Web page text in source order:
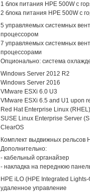
1 блок питания HPE 500W с
2 блока питания HPE 500W с
5 управляемых системных
процессором
7 управляемых системных
процессорами
Опционально: система
Windows Server 2012 R2
Windows Server 2016
VMware ESXi 6.0 U3
VMware ESXi 6.5 and U1 upon
Red Hat Enterprise Linux
SUSE Linux Enterprise Server
ClearOS
Комплект выдвижных рельсов
Дополнительно:
- кабельный органайзер
- накладка на переднюю
HPE iLO (HPE Integrated
удаленное управление